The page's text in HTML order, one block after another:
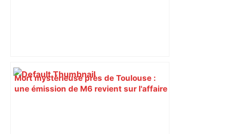
Mort mystérieuse près de Toulouse :
une émission de M6 revient sur l'affaire